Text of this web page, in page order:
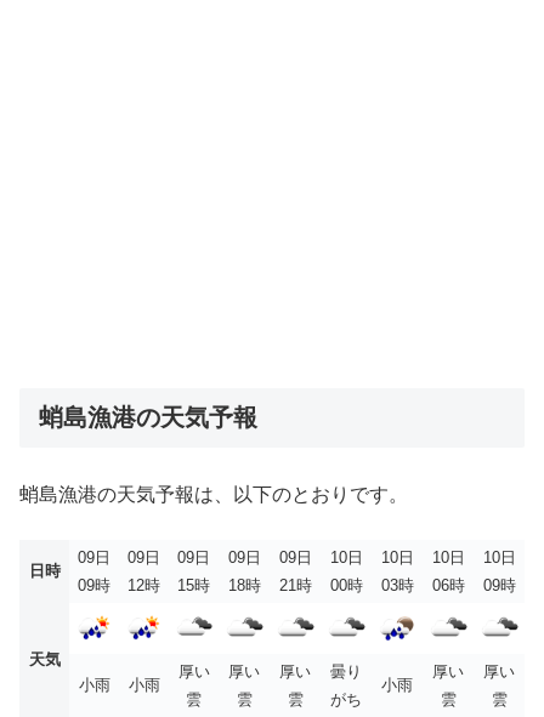
蛸島漁港の天気予報
蛸島漁港の天気予報は、以下のとおりです。
日時
09日
09時
09日
12時
09日
15時
09日
18時
09日
21時
10日
00時
10日
03時
10日
06時
10日
09時
天気
小雨
小雨
厚い
雲
厚い
雲
厚い
雲
曇り
がち
小雨
厚い
雲
厚い
雲